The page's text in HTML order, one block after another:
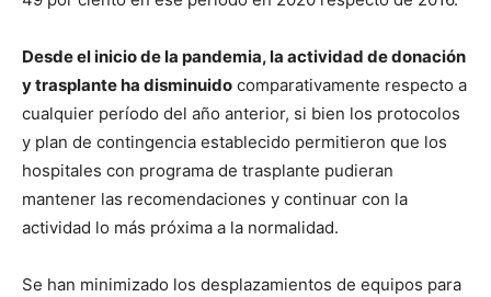
Desde el inicio de la pandemia, la actividad de donación
y trasplante ha disminuido comparativamente respecto a
cualquier período del año anterior, si bien los protocolos
y plan de contingencia establecido permitieron que los
hospitales con programa de trasplante pudieran
mantener las recomendaciones y continuar con la
actividad lo más próxima a la normalidad.
Se han minimizado los desplazamientos de equipos para